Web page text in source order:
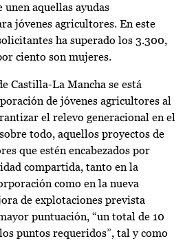
unen aquellas ayudas
jóvenes agricultores. En este
ha superado los 3.300,
ciento son mujeres.
Castilla-La Mancha se está
de jóvenes agricultores al
el relevo generacional en el
todo, aquellos proyectos de
que estén encabezados por
compartida, tanto en la
como en la nueva
de explotaciones prevista
puntuación, “un total de 10
puntos requeridos”, tal y como